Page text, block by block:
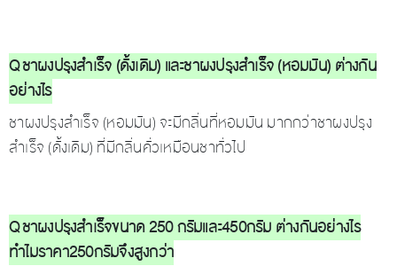
Q ชาผงปรุงสำเร็จ (ดั้งเดิม) และชาผงปรุงสำเร็จ (หอมมัน) ต่างกัน
อย่างไร
ชาผงปรุงสำเร็จ (หอมมัน) จะมีกลิ่นที่หอมมัน มากกว่าชาผงปรุง
สำเร็จ (ดั้งเดิม) ที่มีกลิ่นคั่วเหมือนชาทั่วไป
Q ชาผงปรุงสำเร็จขนาด 250 กรัมและ450กรัม ต่างกันอย่างไร
ทำไมราคา250กรัมจึงสูงกว่า